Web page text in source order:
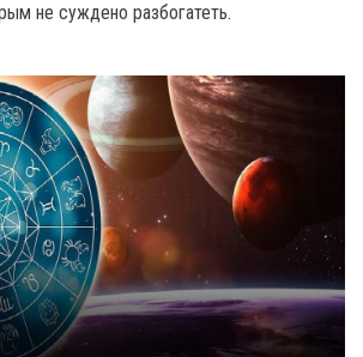
не суждено разбогатеть.